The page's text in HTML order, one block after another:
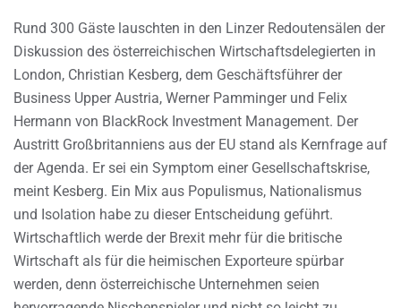
Rund 300 Gäste lauschten in den Linzer Redoutensälen der
Diskussion des österreichischen Wirtschaftsdelegierten in
London, Christian Kesberg, dem Geschäftsführer der
Business Upper Austria, Werner Pamminger und Felix
Hermann von BlackRock Investment Management. Der
Austritt Großbritanniens aus der EU stand als Kernfrage auf
der Agenda. Er sei ein Symptom einer Gesellschaftskrise,
meint Kesberg. Ein Mix aus Populismus, Nationalismus
und Isolation habe zu dieser Entscheidung geführt.
Wirtschaftlich werde der Brexit mehr für die britische
Wirtschaft als für die heimischen Exporteure spürbar
werden, denn österreichische Unternehmen seien